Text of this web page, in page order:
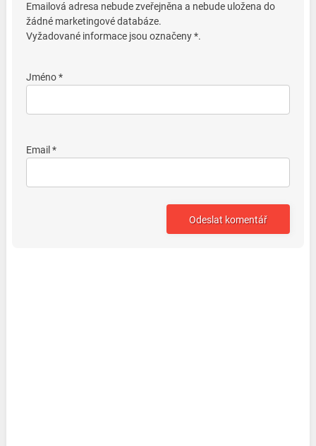
Emailová adresa nebude zveřejněna a nebude uložena do
žádné marketingové databáze.
Vyžadované informace jsou označeny *.
Jméno *
Email *